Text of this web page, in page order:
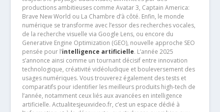
productions ambitieuses comme Avatar 3, Captain America:
Brave New World ou La Chambre d’à côté. Enfin, le monde
numérique se transforme avec l’essor des recherches vocales,
de la recherche visuelle via Google Lens, ou encore du
Generative Engine Optimization (GEO), nouvelle approche SEO
pensée pour l’intelligence artificielle. L’année 2025
s’annonce ainsi comme un tournant décisif entre innovation
technologique, créativité vidéoludique et bouleversement des
usages numériques. Vous trouverez également des tests et
comparatifs pour identifier les meilleurs produits high-tech de
l’année, notamment ceux liés aux avancées en intelligence
artificielle. Actualitesjeuxvideo.fr, c’est un espace dédié à